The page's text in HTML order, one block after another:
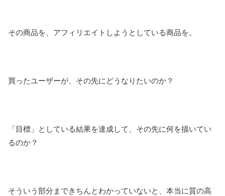
その商品を、アフィリエイトしようとしている商品を。
買ったユーザーが、その先にどうなりたいのか？
「目標」としている結果を達成して、その先に何を描いてい
るのか？
そういう部分まできちんとわかっていないと、本当に質の高